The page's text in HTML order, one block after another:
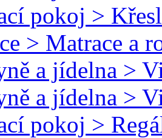
pokoj >
> Matrace a
a jídelna >
a jídelna >
pokoj >